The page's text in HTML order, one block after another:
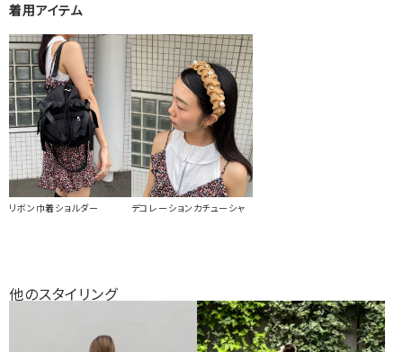
着用アイテム
リボン巾着ショルダー デコレーションカチューシャ
他のスタイリング